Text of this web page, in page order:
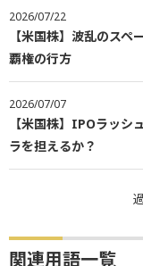
2026/07/22
【米国株】波乱のス
覇権の行方
2026/07/07
【米国株】IPOラッシ
ラを担えるか？
関連用語一覧